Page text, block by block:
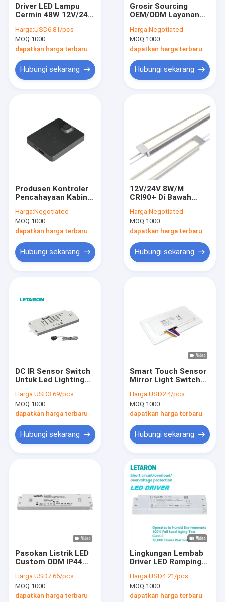
Rumah
Produk
Tentang Kami
Tur Pabrik
Kontrol kualitas
Kasus-kasus
Driver LED Letaron
Driver LED Tegangan Konstan
Driver LED Lampu
Cermin 48W 12V/24V
Penuh 100%
Harga:USD6.81/pcs
MOQ:1000
dapatkan harga terbaru
Hubungi sekarang
Grosir Sourcing
OEM/ODM Layanan
24V LED Driver 60W
80W 90W untuk
Lampu Kabinet
Harga:Negotiated
MOQ:1000
dapatkan harga terbaru
Hubungi sekarang
Produsen Kontroler
Pencahayaan Kabinet
& Hand Sweep Dual
Mode Letaron
Wireless Hand Wave
Sensor/Touch
Sensor/Door
Sensor/PIR Sensor
Pencahayaan LED
Harga:Negotiated
MOQ:1000
dapatkan harga terbaru
Hubungi sekarang
12V/24V 8W/M
CRI90+ Di Bawah
Lampu Strip LED 15°
miring Dan
Pencahayaan
Langsung
Harga:Negotiated
MOQ:1000
dapatkan harga terbaru
Hubungi sekarang
DC IR Sensor Switch
Untuk Led Lighting
Sampai 100%
Harga:USD3.69/pcs
MOQ:1000
dapatkan harga terbaru
Hubungi sekarang
Smart Touch Sensor
Mirror Light Switch
yang Dapat
Disesuaikan,
Penyesuaian Warna,
& Memori Power Off
untuk Kamar Mandi
Harga:USD2.4/pcs
MOQ:1000
dapatkan harga terbaru
Hubungi sekarang
Pasokan Listrik LED
Custom ODM IP44
Slim 40W LED Driver
12V 24V untuk lampu
cermin kamar mandi
Harga:USD7.66/pcs
MOQ:1000
dapatkan harga terbaru
Lingkungan Lembab
Driver LED Ramping
Didukung untuk
Cermin Kamar Mandi
Harga:USD4.21/pcs
MOQ:1000
dapatkan harga terbaru